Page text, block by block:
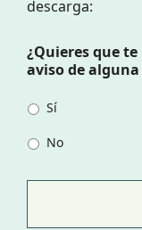
descarga:
¿Quieres que
aviso de
Sí
No